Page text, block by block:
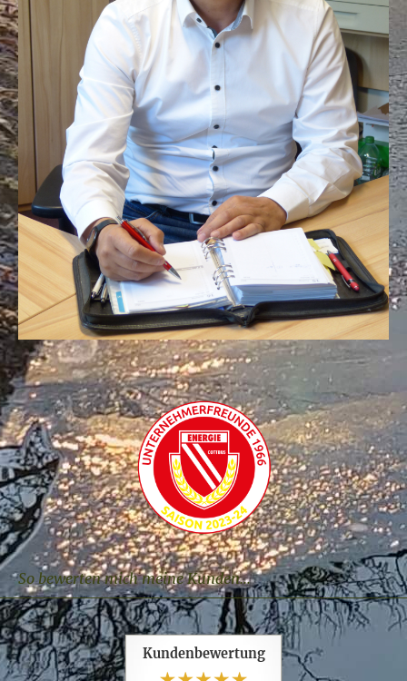
So bewerten mich meine Kunden...
Kundenbewertung